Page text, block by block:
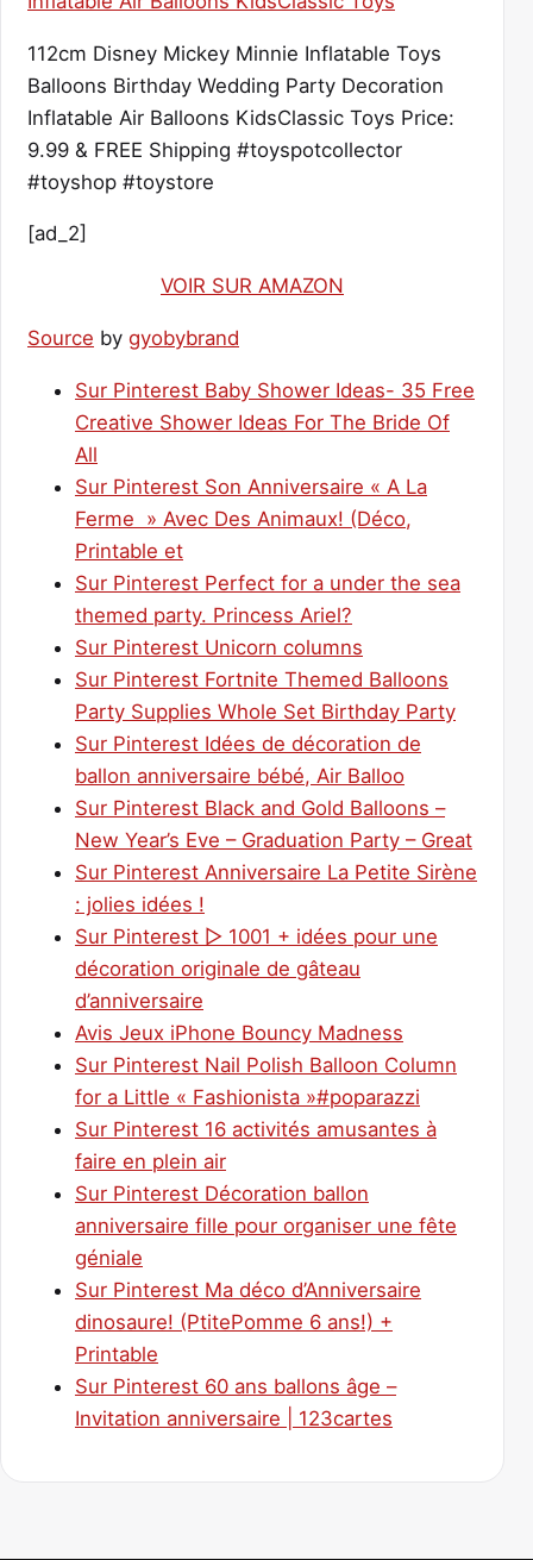
112cm Disney Mickey Minnie Inflatable Toys
Balloons Birthday Wedding Party Decoration
Inflatable Air Balloons KidsClassic Toys Price:
9.99 & FREE Shipping #toyspotcollector
#toyshop #toystore
[ad_2]
VOIR SUR AMAZON
Source by gyobybrand
Sur Pinterest Baby Shower Ideas- 35 Free
Creative Shower Ideas For The Bride Of
All
Sur Pinterest Son Anniversaire « A La
Ferme » Avec Des Animaux! (Déco,
Printable et
Sur Pinterest Perfect for a under the sea
themed party. Princess Ariel?
Sur Pinterest Unicorn columns
Sur Pinterest Fortnite Themed Balloons
Party Supplies Whole Set Birthday Party
Sur Pinterest Idées de décoration de
ballon anniversaire bébé, Air Balloo
Sur Pinterest Black and Gold Balloons –
New Year’s Eve – Graduation Party – Great
Sur Pinterest Anniversaire La Petite Sirène
: jolies idées !
Sur Pinterest ▷ 1001 + idées pour une
décoration originale de gâteau
d’anniversaire
Avis Jeux iPhone Bouncy Madness
Sur Pinterest Nail Polish Balloon Column
for a Little « Fashionista »#poparazzi
Sur Pinterest 16 activités amusantes à
faire en plein air
Sur Pinterest Décoration ballon
anniversaire fille pour organiser une fête
géniale
Sur Pinterest Ma déco d’Anniversaire
dinosaure! (PtitePomme 6 ans!) +
Printable
Sur Pinterest 60 ans ballons âge –
Invitation anniversaire | 123cartes